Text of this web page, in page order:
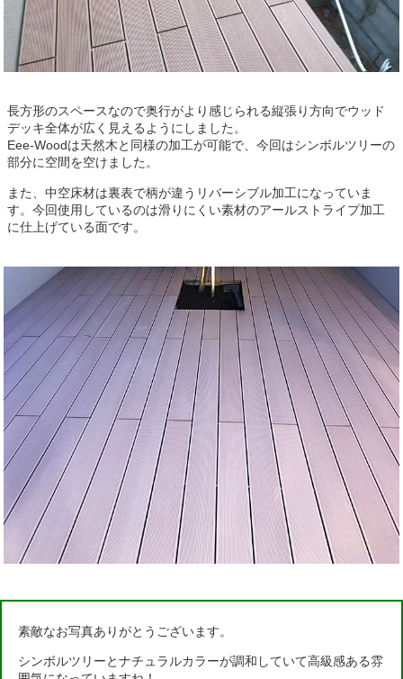
長方形のスペースなので奥行がより感じられる縦張り方向でウッド
デッキ全体が広く見えるようにしました。
Eee-Woodは天然木と同様の加工が可能で、今回はシンボルツリーの
部分に空間を空けました。
また、中空床材は裏表で柄が違うリバーシブル加工になっていま
す。今回使用しているのは滑りにくい素材のアールストライプ加工
に仕上げている面です。
素敵なお写真ありがとうございます。
シンボルツリーとナチュラルカラーが調和していて高級感ある雰